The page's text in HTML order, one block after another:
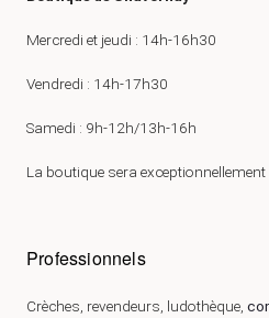
Mercredi et jeudi : 14h-16h30
Vendredi : 14h-17h30
Samedi : 9h-12h/13h-16h
La boutique sera exceptionnellement
Professionnels
Crèches, revendeurs, ludothèque,